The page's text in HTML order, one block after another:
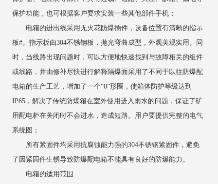
保护功能，也可根据客户要求安装一些其他部件手机；
电箱的进出线采用无火花防爆插件，设备位置有清晰的指示
板#。指示板由304不锈钢板，抛光弯曲成型，外观美观实用。同
时，当线路出现问题时，可以方便地快速找到与故障相关的组件
或线路，并由修补尽快进行解释隔爆面采用了不同于以往防爆配
电箱的生产工艺，增加了一个“0”形圈，使箱体防护等级达到
IP65，解决了传统防爆箱在室外使用进入雨水的问题，保证了矿
用配电柜在关闭时不会进水，造成短路。用户要提供完整的电气
系统图；
所有紧固件均采用抗腐蚀能力强的304不锈钢紧固件，避免
了因紧固件生锈导致防爆配电箱不能具有良好的防爆能力。
电箱的适用范围